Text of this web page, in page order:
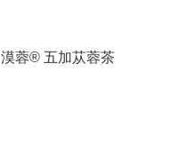
漠蓉® 五加苁蓉茶